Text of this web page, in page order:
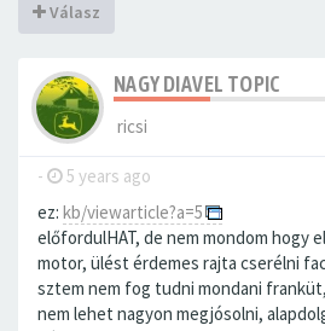
Válasz
NAGY DIAVEL TOPIC
ricsi
- 5 years ago
ez: kb/viewarticle?a=5
előfordulHAT, de nem mondom hogy
motor, ülést érdemes rajta cserélni
sztem nem fog tudni mondani
nem lehet nagyon megjósolni,